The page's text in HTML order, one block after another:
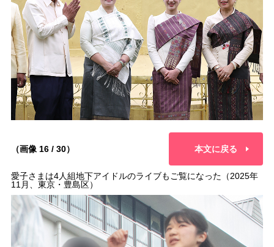
（画像 16 / 30） 本文に戻る
愛子さまは4人組地下アイドルのライブもご覧になった（2025年
11月、東京・豊島区）